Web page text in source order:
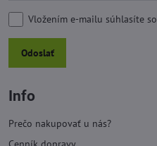
Vložením e-mailu súhlasíte so
Odoslať
Info
Prečo nakupovať u nás?